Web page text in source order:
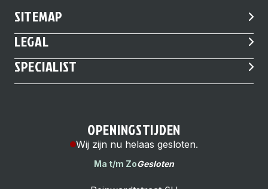
SITEMAP
LEGAL
SPECIALIST
OPENINGSTIJDEN
Wij zijn nu helaas gesloten.
Ma t/m ZoGesloten